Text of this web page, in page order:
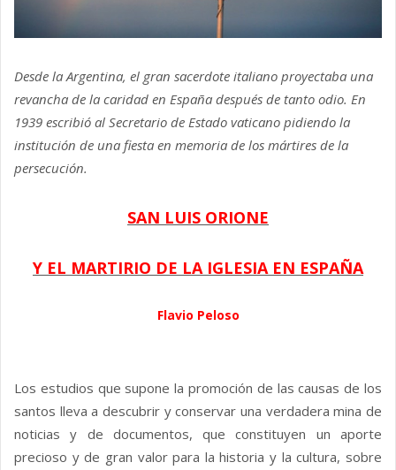
Desde la Argentina, el gran sacerdote italiano proyectaba una
revancha de la caridad en España después de tanto odio. En
1939 escribió al Secretario de Estado vaticano pidiendo la
institución de una fiesta en memoria de los mártires de la
persecución.
SAN LUIS ORIONE
Y EL MARTIRIO DE LA IGLESIA EN ESPAÑA
Flavio Peloso
Los estudios que supone la promoción de las causas de los
santos lleva a descubrir y conservar una verdadera mina de
noticias y de documentos, que constituyen un aporte
precioso y de gran valor para la historia y la cultura, sobre